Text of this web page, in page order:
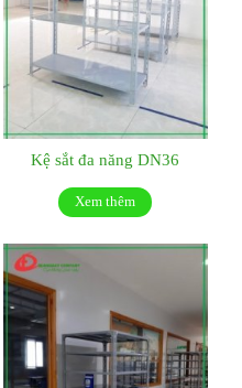
Kệ sắt đa năng DN36
Xem thêm